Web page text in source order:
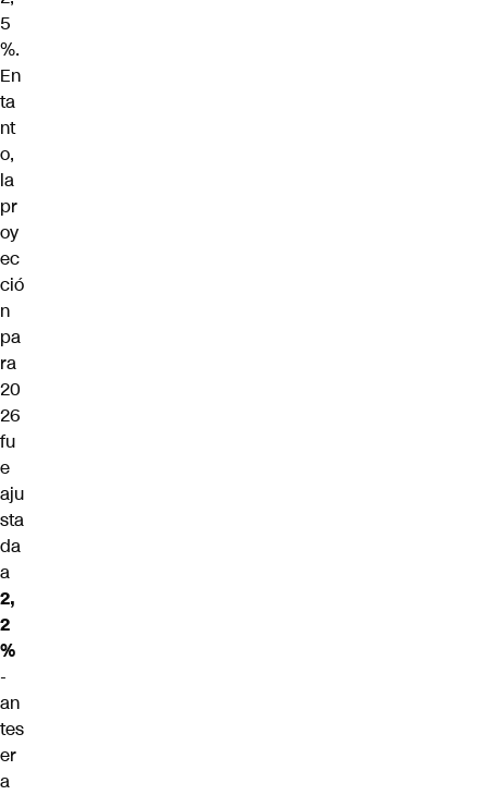
5
%.
En
ta
nt
o,
la
pr
oy
ec
ció
n
pa
ra
20
26
fu
e
aju
sta
da
a
2,
2
%
-
an
tes
er
a